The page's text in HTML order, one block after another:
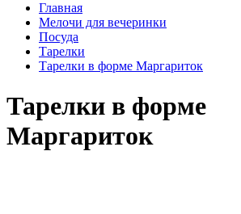
Главная
Мелочи для вечеринки
Посуда
Тарелки
Тарелки в форме Маргариток
Тарелки в форме
Маргариток